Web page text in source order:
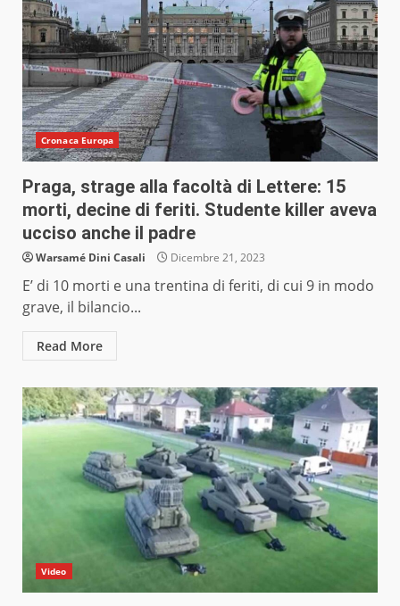
Cronaca Europa
Praga, strage alla facoltà di Lettere: 15
morti, decine di feriti. Studente killer aveva
ucciso anche il padre
Warsamé Dini Casali Dicembre 21, 2023
E’ di 10 morti e una trentina di feriti, di cui 9 in modo
grave, il bilancio...
Read More
Video